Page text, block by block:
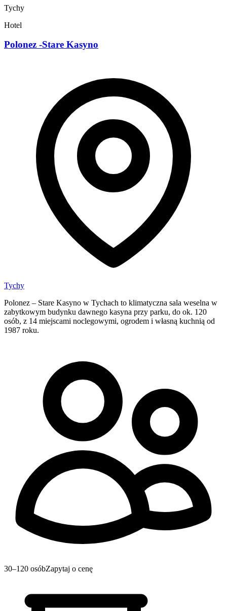
Tychy
Hotel
Polonez -Stare Kasyno
Tychy
Polonez – Stare Kasyno w Tychach to klimatyczna sala weselna w
zabytkowym budynku dawnego kasyna przy parku, do ok. 120
osób, z 14 miejscami noclegowymi, ogrodem i własną kuchnią od
1987 roku.
30–120 osóbZapytaj o cenę